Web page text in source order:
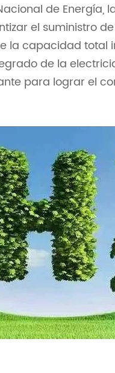
de Energía,
el suministro
la capacidad total
de la
para lograr el